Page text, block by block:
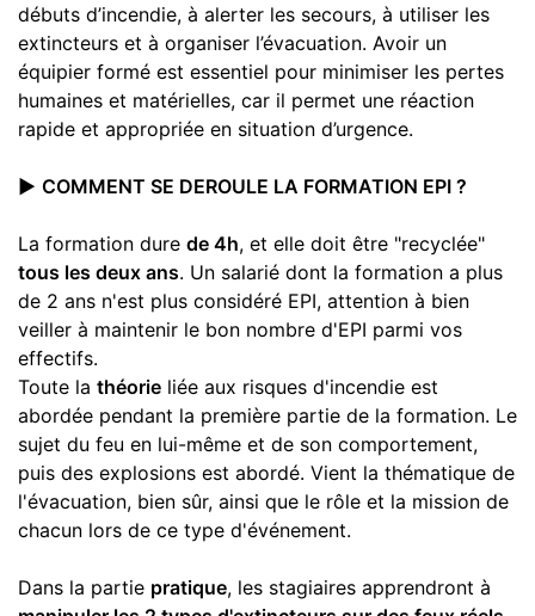
débuts d’incendie, à alerter les secours, à utiliser les
extincteurs et à organiser l’évacuation. Avoir un
équipier formé est essentiel pour minimiser les pertes
humaines et matérielles, car il permet une réaction
rapide et appropriée en situation d’urgence.
▶️ COMMENT SE DEROULE LA FORMATION EPI ?
La formation dure de 4h, et elle doit être "recyclée"
tous les deux ans. Un salarié dont la formation a plus
de 2 ans n'est plus considéré EPI, attention à bien
veiller à maintenir le bon nombre d'EPI parmi vos
effectifs.
Toute la théorie liée aux risques d'incendie est
abordée pendant la première partie de la formation. Le
sujet du feu en lui-même et de son comportement,
puis des explosions est abordé. Vient la thématique de
l'évacuation, bien sûr, ainsi que le rôle et la mission de
chacun lors de ce type d'événement.
Dans la partie pratique, les stagiaires apprendront à